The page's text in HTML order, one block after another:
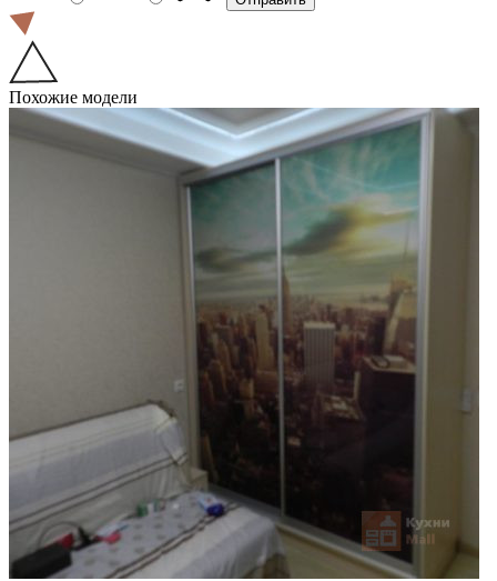
Похожие модели